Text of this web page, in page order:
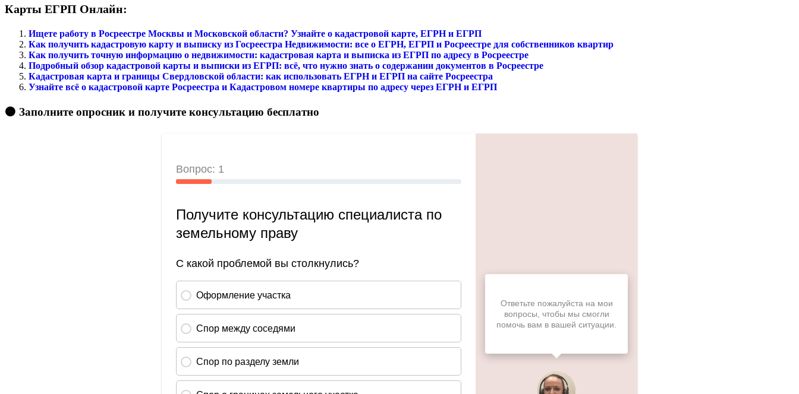
Карты ЕГРП Онлайн:
Ищете работу в Росреестре Москвы и Московской области? Узнайте о кадастровой карте, ЕГРН и ЕГРП
Как получить кадастровую карту и выписку из Госреестра Недвижимости: все о ЕГРН, ЕГРП и Росреестре для собственников квартир
Как получить точную информацию о недвижимости: кадастровая карта и выписка из ЕГРП по адресу в Росреестре
Подробный обзор кадастровой карты и выписки из ЕГРП: всё, что нужно знать о содержании документов в Росреестре
Кадастровая карта и границы Свердловской области: как использовать ЕГРН и ЕГРП на сайте Росреестра
Узнайте всё о кадастровой карте Росреестра и Кадастровом номере квартиры по адресу через ЕГРН и ЕГРП
🟠 Заполните опросник и получите консультацию бесплатно